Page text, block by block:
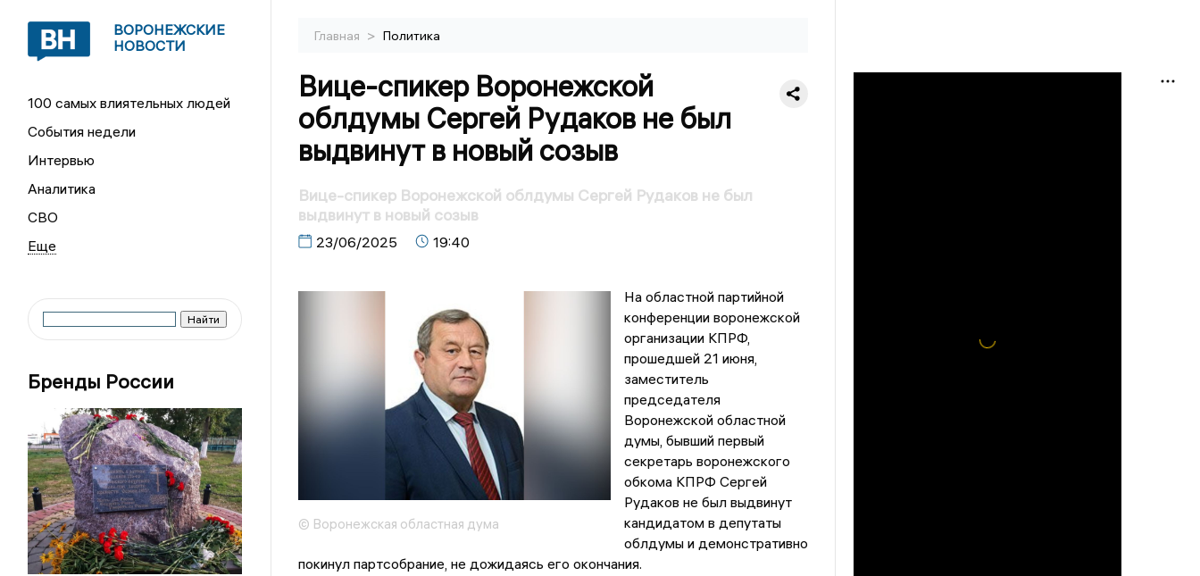
ВОРОНЕЖСКИЕ
НОВОСТИ
100 самых влиятельных людей
События недели
Интервью
Аналитика
СВО
Бренды России
Главная > Политика
Вице-спикер Воронежской
облдумы Сергей Рудаков не был
выдвинут в новый созыв
Вице-спикер Воронежской облдумы Сергей Рудаков не был
выдвинут в новый созыв
23/06/2025 19:40
© Воронежская областная дума
На областной партийной
конференции воронежской
организации КПРФ,
прошедшей 21 июня,
заместитель
председателя
Воронежской областной
думы, бывший первый
секретарь воронежского
обкома КПРФ Сергей
Рудаков не был выдвинут
кандидатом в депутаты
облдумы и демонстративно
покинул партсобрание, не дожидаясь его окончания.